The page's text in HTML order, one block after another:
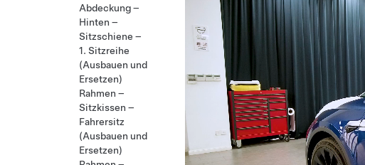
Abdeckung –
Hinten –
Sitzschiene –
1. Sitzreihe
(Ausbauen und
Ersetzen)
Rahmen –
Sitzkissen –
Fahrersitz
(Ausbauen und
Ersetzen)